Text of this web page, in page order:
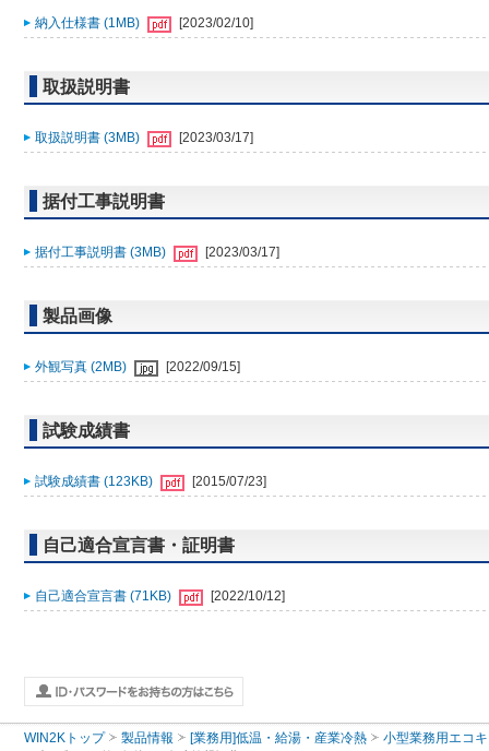
納入仕様書 (1MB) [2023/02/10]
取扱説明書
取扱説明書 (3MB) [2023/03/17]
据付工事説明書
据付工事説明書 (3MB) [2023/03/17]
製品画像
外観写真 (2MB) [2022/09/15]
試験成績書
試験成績書 (123KB) [2015/07/23]
自己適合宣言書・証明書
自己適合宣言書 (71KB) [2022/10/12]
WIN2Kトップ 製品情報 [業務用]低温・給湯・産業冷熱 小型業務用エコ